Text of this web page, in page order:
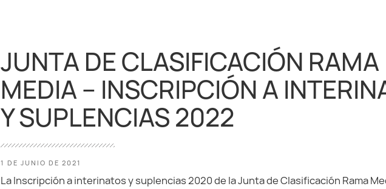
JUNTA DE CLASIFICACIÓN RAMA
MEDIA – INSCRIPCIÓN A
Y SUPLENCIAS 2022
1 DE JUNIO DE 2021
La Inscripción a interinatos y suplencias 2020 de la Junta de Clasificación Rama